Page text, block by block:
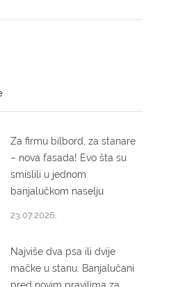
Za firmu bilbord, za stanare
– nova fasada! Evo šta su
smislili u jednom
banjalučkom naselju
23.07.2026.
Najviše dva psa ili dvije
mačke u stanu: Banjalučani